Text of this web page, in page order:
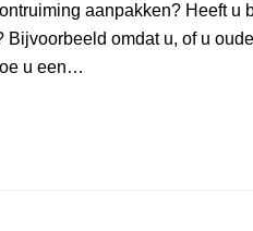
aanpakken? Heeft u
omdat u, of u
u een…